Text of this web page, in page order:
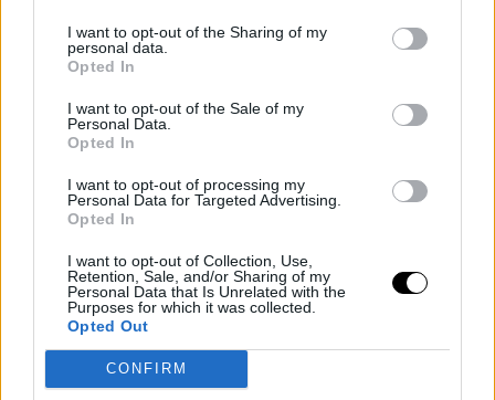
I want to opt-out of the Sharing of my
personal data.
Opted In
I want to opt-out of the Sale of my
Personal Data.
Opted In
I want to opt-out of processing my
Personal Data for Targeted Advertising.
Opted In
I want to opt-out of Collection, Use,
Retention, Sale, and/or Sharing of my
Personal Data that Is Unrelated with the
Purposes for which it was collected.
Opted Out
CONFIRM
Adagia gli stecchi sulla leccarda
ricoperta con il tappetino di
silicone oppure da carta forno.
per 10 minuti.